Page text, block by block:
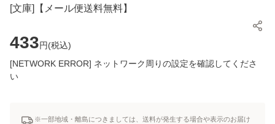
[文庫]【メール便送料無料】
433円(税込)
[NETWORK ERROR] ネットワーク周りの設定を確認してくださ
い
※一部地域・離島につきましては、送料が発生する場合や表示のお届け